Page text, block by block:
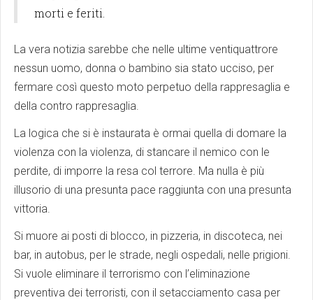
morti e feriti.
La vera notizia sarebbe che nelle ultime ventiquattrore
nessun uomo, donna o bambino sia stato ucciso, per
fermare così questo moto perpetuo della rappresaglia e
della contro rappresaglia.
La logica che si è instaurata è ormai quella di domare la
violenza con la violenza, di stancare il nemico con le
perdite, di imporre la resa col terrore. Ma nulla è più
illusorio di una presunta pace raggiunta con una presunta
vittoria.
Si muore ai posti di blocco, in pizzeria, in discoteca, nei
bar, in autobus, per le strade, negli ospedali, nelle prigioni.
Si vuole eliminare il terrorismo con l’eliminazione
preventiva dei terroristi, con il setacciamento casa per